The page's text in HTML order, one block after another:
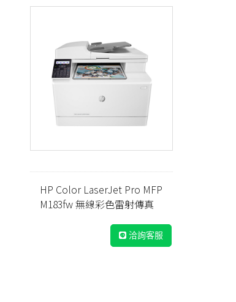
HP Color LaserJet Pro MFP
M183fw 無線彩色雷射傳真
洽詢客服